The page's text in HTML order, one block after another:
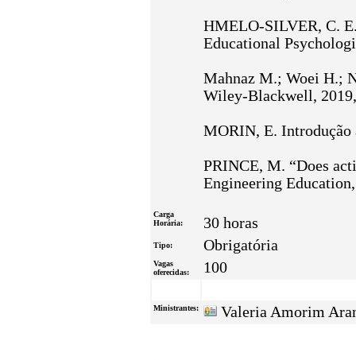
HMELO-SILVER, C.
Educational
Mahnaz M.; Woei H.;
Wiley-Blackwell,
MORIN, E. Introdução
PRINCE, M. “Does
Engineering
Carga
Horária:
30 horas
Tipo: Obrigatória
Vagas
oferecidas:
100
Ministrantes: Valeria Amorim